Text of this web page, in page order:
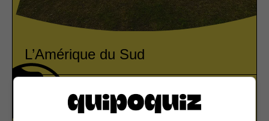
L’Amérique du Sud
Amériques Vrai ou faux